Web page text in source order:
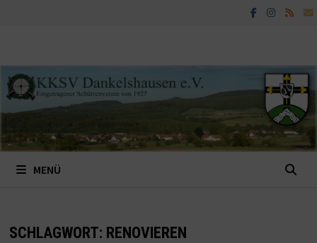
MENÜ
SCHLAGWORT: RENOVIEREN